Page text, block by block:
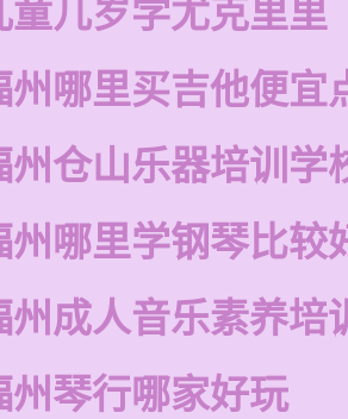
童几岁学尤克里里
州哪里买吉他便宜
州仓山乐器培训学
州哪里学钢琴比较
州成人音乐素养培
州琴行哪家好玩